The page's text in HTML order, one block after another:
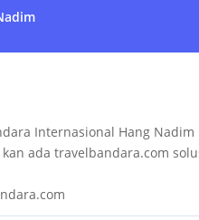
Internasional Hang
ada travelbandara.com